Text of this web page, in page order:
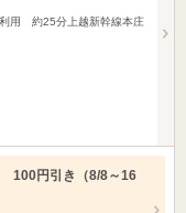
用 約25分上越新幹線本庄
100円引き（8/8～16